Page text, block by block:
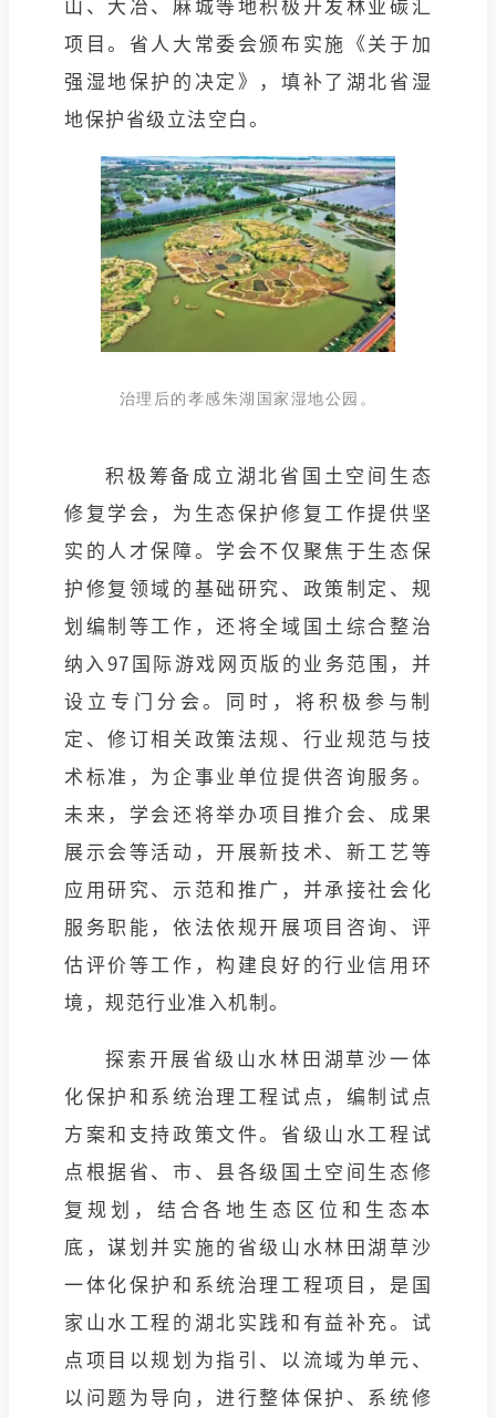
项目。省人大常委会颁布实施《关于加
强湿地保护的决定》，填补了湖北省湿
地保护省级立法空白。
治理后的孝感朱湖国家湿地公园。
积极筹备成立湖北省国土空间生态
修复学会，为生态保护修复工作提供坚
实的人才保障。学会不仅聚焦于生态保
护修复领域的基础研究、政策制定、规
划编制等工作，还将全域国土综合整治
纳入97国际游戏网页版的业务范围，并
设立专门分会。同时，将积极参与制
定、修订相关政策法规、行业规范与技
术标准，为企事业单位提供咨询服务。
未来，学会还将举办项目推介会、成果
展示会等活动，开展新技术、新工艺等
应用研究、示范和推广，并承接社会化
服务职能，依法依规开展项目咨询、评
估评价等工作，构建良好的行业信用环
境，规范行业准入机制。
探索开展省级山水林田湖草沙一体
化保护和系统治理工程试点，编制试点
方案和支持政策文件。省级山水工程试
点根据省、市、县各级国土空间生态修
复规划，结合各地生态区位和生态本
底，谋划并实施的省级山水林田湖草沙
一体化保护和系统治理工程项目，是国
家山水工程的湖北实践和有益补充。试
点项目以规划为指引、以流域为单元、
以问题为导向，进行整体保护、系统修